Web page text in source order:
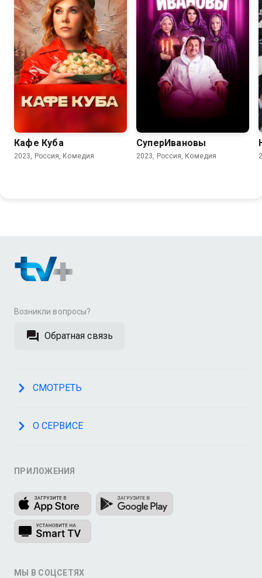
Кафе Куба
2023, Россия, Комедия
СуперИвановы
2023, Россия, Комедия
Возникли вопросы?
Обратная связь
СМОТРЕТЬ
О СЕРВИСЕ
ПРИЛОЖЕНИЯ
МЫ В СОЦСЕТЯХ